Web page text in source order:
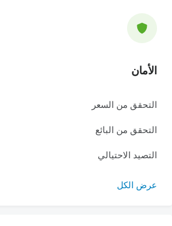
الأمان
التحقق من السعر
التحقق من البائع
التصيد الاحتيالي
عرض الكل